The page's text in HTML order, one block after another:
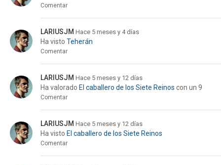
Comentar
LARIUSJM Hace 5 meses y 4 días
Ha visto Teherán
Comentar
LARIUSJM Hace 5 meses y 12 días
Ha valorado El caballero de los Siete Reinos con un 9
Comentar
LARIUSJM Hace 5 meses y 12 días
Ha visto El caballero de los Siete Reinos
Comentar